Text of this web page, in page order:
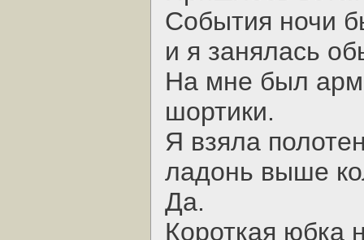
События ночи
и я занялась
На мне был
шортики.
Я взяла
ладонь выше
Да.
Короткая юбка